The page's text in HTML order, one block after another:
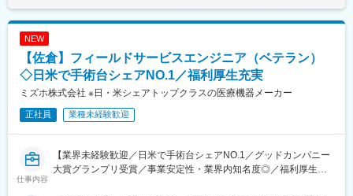
セコムグループの一員として医療機器の提案・販売を行う当社で
は、近年、セコム提携医療機関からの案件が増加しており、業績
は継続的に拡大しています。
売上高は2022年度の189.3億円から2025年度には248.9億円へ成
長し、社員数も140名から161名へ増加するなど、事業規模を着実
の増強を目的とした増員採用を実施します。
医療業界に興味を持ち、専門知識を身につけながら長期的に成長
安の金額であり、選考を通じて上下する可能性があります。月給
(月額)は固定手当を含めた表記です。
NEW
【佐倉】フィールドサービスエンジニア（ベテラン）
◇日米で手術台シェアNO.1／福利厚生充実
ミズホ株式会社 ※日・米シェアトップクラスの医療機器メーカー
正社員 業種未経験歓迎
仕事内容
【業界未経験歓迎／日米で手術台シェアNO.1／グッドカンパニー
大賞グランプリ受賞／事業安定性・業界内知名度◎／福利厚生充